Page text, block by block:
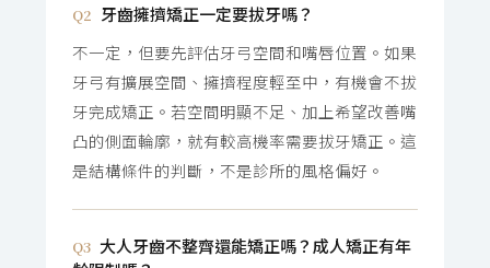
Q2 牙齒擁擠矯正一定要拔牙嗎？
不一定，但要先評估牙弓空間和嘴唇位置。如果
牙弓有擴展空間、擁擠程度輕至中，有機會不拔
牙完成矯正。若空間明顯不足、加上希望改善嘴
凸的側面輪廓，就有較高機率需要拔牙矯正。這
是結構條件的判斷，不是診所的風格偏好。
Q3 大人牙齒不整齊還能矯正嗎？成人矯正有年